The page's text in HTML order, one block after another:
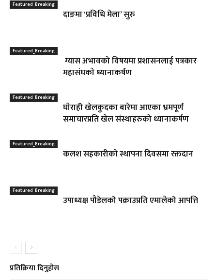
Featured_Breaking
दाङमा ‘प्रविधि मेला’ सुरु
Featured_Breaking
ग्यास अभावको विषयमा प्रशासनलाई पत्रकार
महासंघकाे ध्यानाकर्षण
Featured_Breaking
घाेराही खेलकुदका बारेमा आएका भ्रमपूर्ण
समाचारप्रति खेल संस्थाहरुको ध्यानाकर्षण
Featured_Breaking
कलश सहकारीकाे स्थापना दिवसमा रक्तदान
Featured_Breaking
उपाध्यक्ष पौडेलको पक्राउप्रति एमालेको आपत्ति
प्रतिक्रिया दिनुहोस